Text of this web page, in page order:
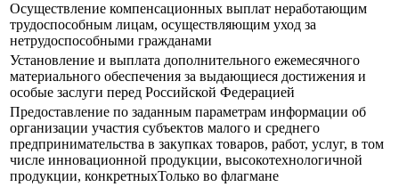
Осуществление компенсационных выплат неработающим
трудоспособным лицам, осуществляющим уход за
нетрудоспособными гражданами
Установление и выплата дополнительного ежемесячного
материального обеспечения за выдающиеся достижения и
особые заслуги перед Российской Федерацией
Предоставление по заданным параметрам информации об
организации участия субъектов малого и среднего
предпринимательства в закупках товаров, работ, услуг, в том
числе инновационной продукции, высокотехнологичной
продукции, конкретныхТолько во флагмане